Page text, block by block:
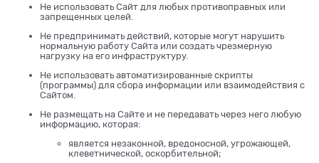
Не использовать Сайт для любых противоправных или
запрещенных целей.
Не предпринимать действий, которые могут нарушить
нормальную работу Сайта или создать чрезмерную
нагрузку на его инфраструктуру.
Не использовать автоматизированные скрипты
(программы) для сбора информации или взаимодействия с
Сайтом.
Не размещать на Сайте и не передавать через него любую
информацию, которая:
является незаконной, вредоносной, угрожающей,
клеветнической, оскорбительной;